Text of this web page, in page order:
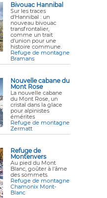
Bivouac Hannibal
Sur les traces
d'Hannibal : un
nouveau bivouac
transfrontalier,
comme un trait
d'union pour une
histoire commune.
Refuge de montagne
Bramans
Nouvelle cabane du
Mont Rose
La nouvelle cabane
du Mont Rose, un
cristal dans la glace
pour alpinistes
émérites
Refuge de montagne
Zermatt
Refuge de
Montenvers
Au pied du Mont
Blanc, goûter à l'âme
des sommets.
Refuge de montagne
Chamonix Mont-
Blanc